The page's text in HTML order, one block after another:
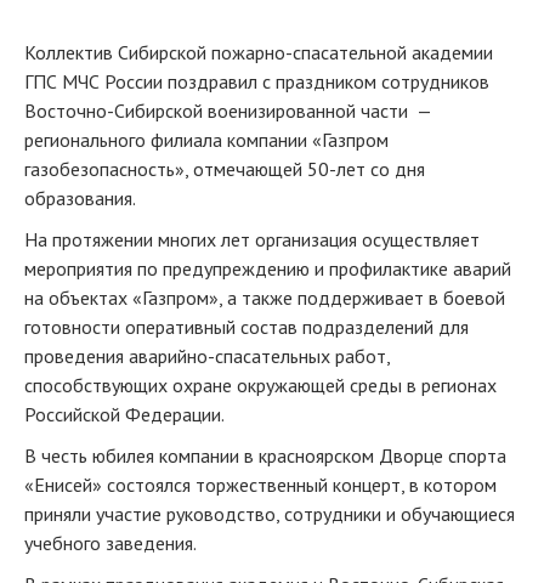
Коллектив Сибирской пожарно-спасательной академии
ГПС МЧС России поздравил с праздником сотрудников
Восточно-Сибирской военизированной части —
регионального филиала компании «Газпром
газобезопасность», отмечающей 50-лет со дня
образования.
На протяжении многих лет организация осуществляет
мероприятия по предупреждению и профилактике аварий
на объектах «Газпром», а также поддерживает в боевой
готовности оперативный состав подразделений для
проведения аварийно-спасательных работ,
способствующих охране окружающей среды в регионах
Российской Федерации.
В честь юбилея компании в красноярском Дворце спорта
«Енисей» состоялся торжественный концерт, в котором
приняли участие руководство, сотрудники и обучающиеся
учебного заведения.